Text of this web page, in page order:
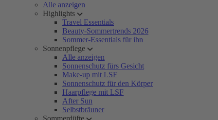
Alle anzeigen
Highlights
Travel Essentials
Beauty-Sommertrends 2026
Sommer-Essentials für ihn
Sonnenpflege
Alle anzeigen
Sonnenschutz fürs Gesicht
Make-up mit LSF
Sonnenschutz für den Körper
Haarpflege mit LSF
After Sun
Selbstbräuner
Sommerdüfte